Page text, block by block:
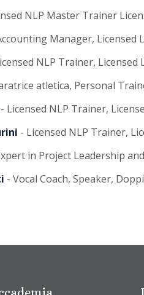
NLP Master Trainer
Manager, Licensed
NLP Trainer,
atletica, Personal
- Licensed NLP Trainer,
- Licensed NLP Trainer,
in Project Leadership
- Vocal Coach, Speaker,